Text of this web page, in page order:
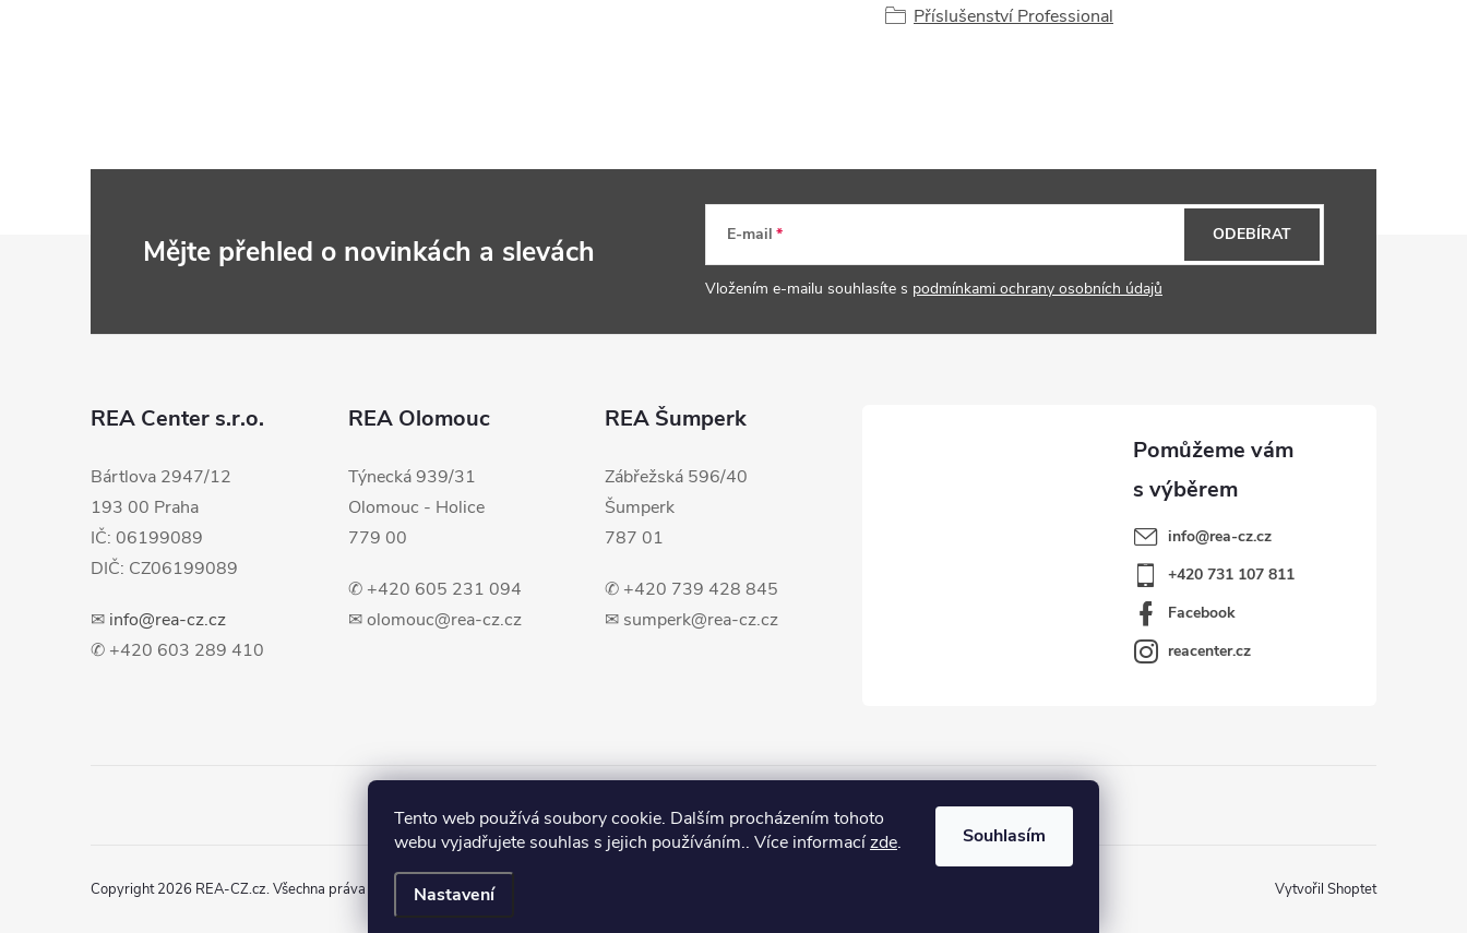
Tento web používá soubory cookie. Dalším procházením tohoto
webu vyjadřujete souhlas s jejich používáním.. Více informacízde.
Nastavení
Souhlasím
Příslušenství Professional
Mějte přehled o novinkách a slevách E-mail
Vložením e-mailu souhlasíte s podmínkami ochrany osobních údajů
ODEBÍRAT
REA Center s.r.o.
Bártlova 2947/12
193 00 Praha
IČ: 06199089
DIČ: CZ06199089
✉ info@rea-cz.cz
✆ +420 603 289 410
REA Olomouc
Týnecká 939/31
Olomouc - Holice
779 00
✆ +420 605 231 094
✉ olomouc@rea-cz.cz
REA Šumperk
Zábřežská 596/40
Šumperk
787 01
✆ +420 739 428 845
✉ sumperk@rea-cz.cz
info@rea-cz.cz
+420 731 107 811
Facebook
reacenter.cz
Vytvořil Shoptet
Copyright 2026 REA-CZ.cz. Všechna práva vyhrazena.Upravit nastavení cookies